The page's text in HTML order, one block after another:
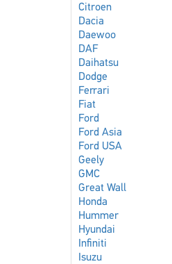
Citroen
Dacia
Daewoo
DAF
Daihatsu
Dodge
Ferrari
Fiat
Ford
Ford Asia
Ford USA
Geely
GMC
Great Wall
Honda
Hummer
Hyundai
Infiniti
Isuzu